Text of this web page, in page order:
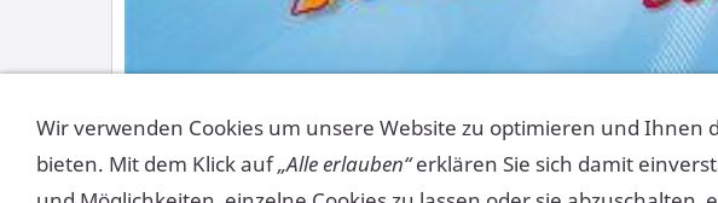
Wir verwenden Cookies um unsere Website zu optimieren und Ihnen
bieten. Mit dem Klick auf„Alle erlauben“erklären Sie sich damit